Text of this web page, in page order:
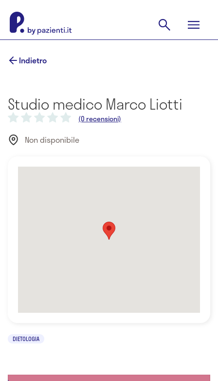
Indietro
Studio medico Marco Liotti
(0 recensioni)
Non disponibile
DIETOLOGIA